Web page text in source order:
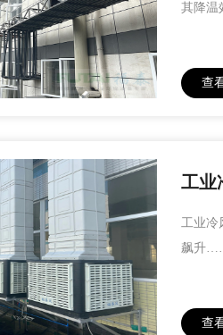
其降温
查
工业
工业冷
飙升
查